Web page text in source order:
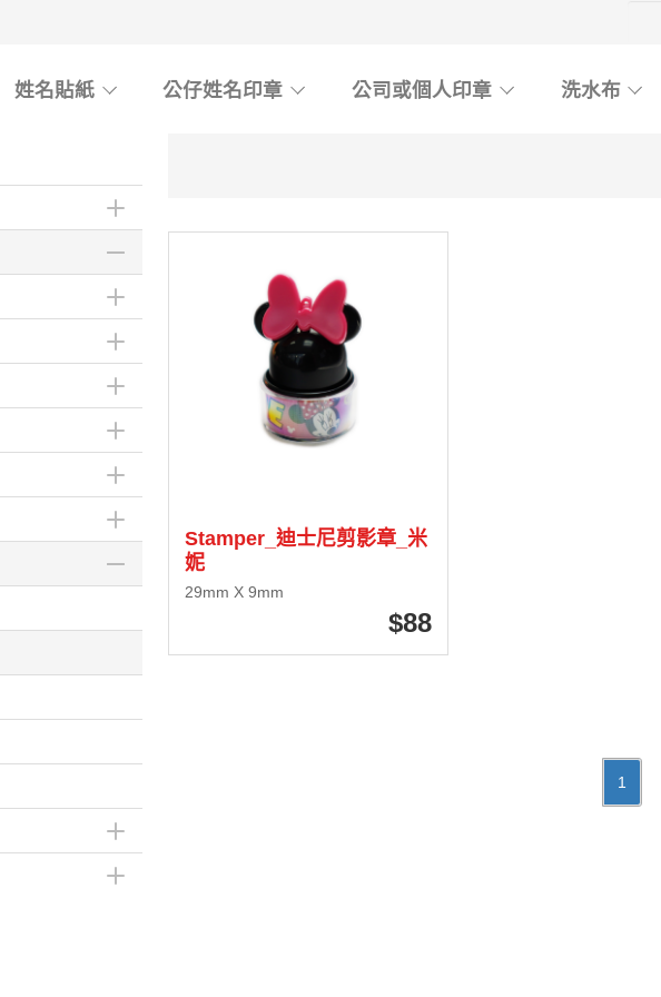
姓名貼紙 公仔姓名印章 公司或個人印章 洗水布
Stamper_迪士尼剪影章_米
妮
29mm X 9mm
88
1